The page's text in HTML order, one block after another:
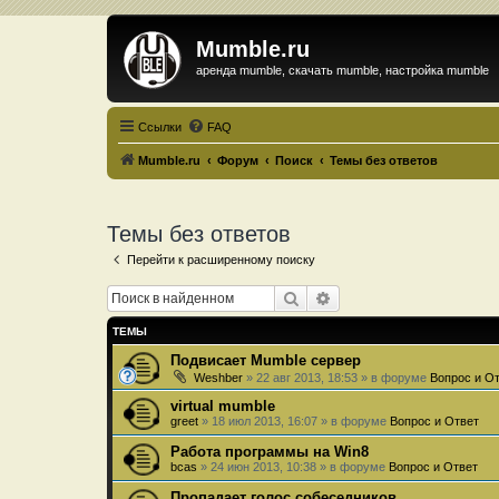
Mumble.ru
аренда mumble, скачать mumble, настройка mumble
Ссылки FAQ
Mumble.ru Форум Поиск Темы без ответов
Темы без ответов
Перейти к расширенному поиску
Поиск
ТЕМЫ
Подвисает Mumble сервер
Weshber » 22 авг 2013, 18:53 » в форуме Вопрос и
virtual mumble
greet » 18 июл 2013, 16:07 » в форуме Вопрос и Ответ
Работа программы на Win8
bcas » 24 июн 2013, 10:38 » в форуме Вопрос и Ответ